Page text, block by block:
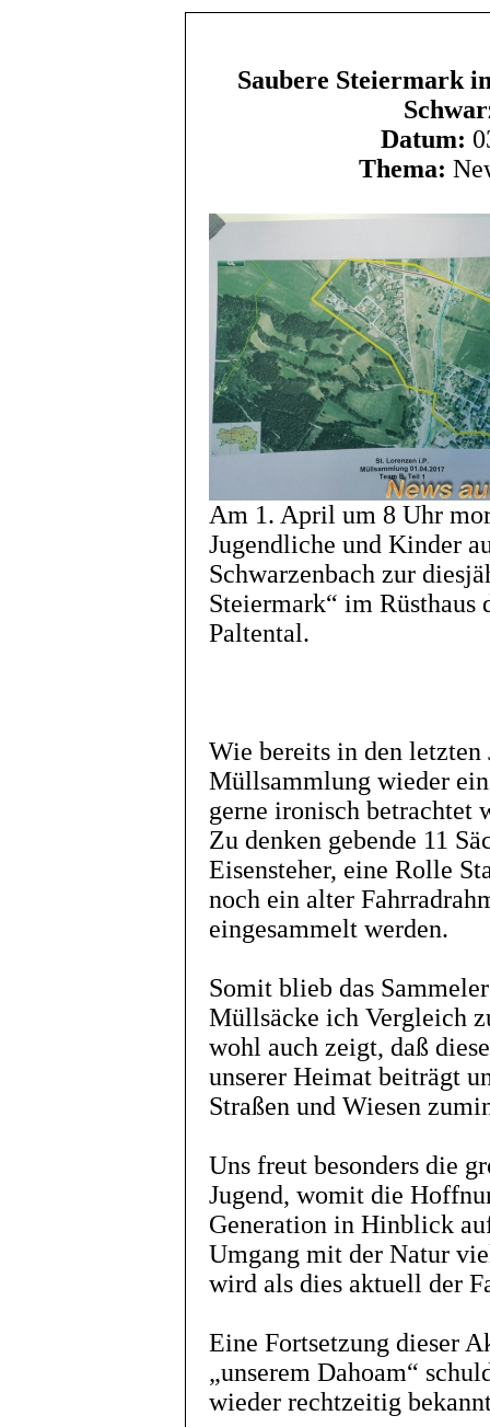
Saubere Steiermark
Datum:
Thema:
Am 1. April um 8 Uhr
Jugendliche und Kinder
Schwarzenbach zur
Steiermark“ im Rüsthaus
Paltental.
Wie bereits in den letzten
Müllsammlung wieder
gerne ironisch betrachtet
Zu denken gebende 11
Eisensteher, eine Rolle
noch ein alter
eingesammelt werden.
Somit blieb das
Müllsäcke ich Vergleich
wohl auch zeigt, daß
unserer Heimat beiträgt
Straßen und Wiesen
Uns freut besonders die
Jugend, womit die
Generation in Hinblick
Umgang mit der Natur
wird als dies aktuell der
Eine Fortsetzung dieser
„unserem Dahoam“
wieder rechtzeitig